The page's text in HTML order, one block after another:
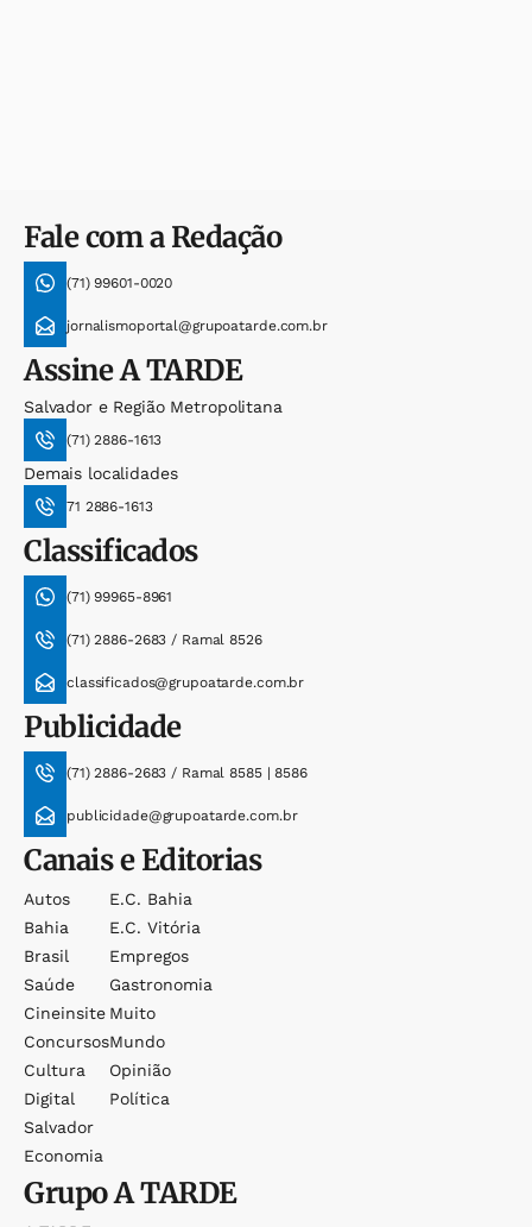
Fale com a Redação
(71) 99601-0020
jornalismoportal@grupoatarde.com.br
AssineA TARDE
Salvador e Região Metropolitana
(71) 2886-1613
Demais localidades
71 2886-1613
Classificados
(71) 99965-8961
(71) 2886-2683 / Ramal 8526
classificados@grupoatarde.com.br
Publicidade
(71) 2886-2683 / Ramal 8585 | 8586
publicidade@grupoatarde.com.br
Canais e Editorias
Autos
Bahia
Brasil
Saúde
Cineinsite
Concursos
Cultura
Digital
Salvador
Economia
E.c. Bahia
E.c. Vitória
Empregos
Gastronomia
Muito
Mundo
Opinião
Política
GrupoA TARDE